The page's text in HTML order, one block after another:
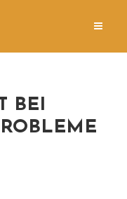
BEI